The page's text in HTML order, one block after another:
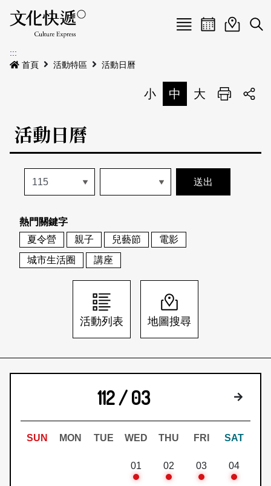
Menu
最新公告
本期專題
歷史專題
活動特區
活動列表
地圖搜尋
關於我們
關於我們
刊物索取地點
會員基本資料
刊登活動
網站導覽 English
日本語 登入/註冊
活動日曆活動地圖
展
:::
首頁
活動特區 活動日曆
小 中 大 列印
活動日曆
熱門關鍵字
夏令營
親子 兒藝節
電影
城市生活圈
講座
活動列表 地圖搜尋
112 / 03 下個月
SUN MON TUE WED THU FRI SAT
01 02 03 04